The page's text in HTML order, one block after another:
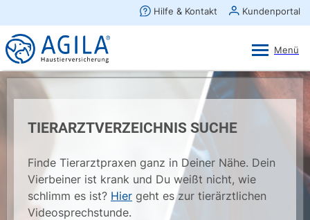
TIERARZTVERZEICHNIS SUCHE
Finde Tierarztpraxen ganz in Deiner Nähe. Dein
Vierbeiner ist krank und Du weißt nicht, wie
schlimm es ist? Hier geht es zur tierärztlichen
Videosprechstunde.
×
AGILA Kunden-App
Gratis - Im Play Store laden
Ansehen